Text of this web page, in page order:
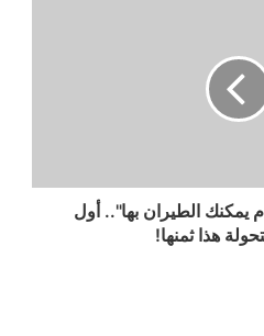
يمكنك الطيران بها".. أول
هذا ثمنها!